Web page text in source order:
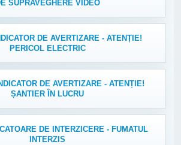
SUPRAVEGHERE VIDEO
DE AVERTIZARE - ATENȚIE!
PERICOL ELECTRIC
DE AVERTIZARE - ATENȚIE!
ȘANTIER ÎN LUCRU
DE INTERZICERE - FUMATUL
INTERZIS